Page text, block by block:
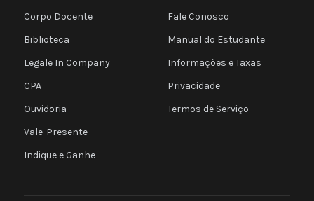
Corpo Docente
Biblioteca
Legale In Company
CPA
Ouvidoria
Vale-Presente
Indique e Ganhe
Fale Conosco
Manual do Estudante
Informações e Taxas
Privacidade
Termos de Serviço